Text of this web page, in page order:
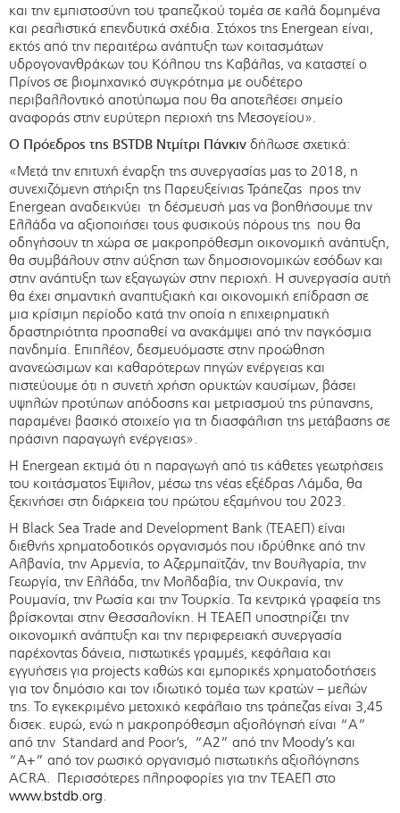
και την εμπιστοσύνη του τραπεζικού τομέα σε καλά δομημένα
και ρεαλιστικά επενδυτικά σχέδια. Στόχος της Energean είναι,
εκτός από την περαιτέρω ανάπτυξη των κοιτασμάτων
υδρογονανθράκων του Κόλπου της Καβάλας, να καταστεί ο
Πρίνος σε βιομηχανικό συγκρότημα με ουδέτερο
περιβαλλοντικό αποτύπωμα που θα αποτελέσει σημείο
αναφοράς στην ευρύτερη περιοχή της Μεσογείου».
Ο Πρόεδρος της BSTDB Ντμίτρι Πάνκιν δήλωσε σχετικά:
«Μετά την επιτυχή έναρξη της συνεργασίας μας το 2018, η
συνεχιζόμενη στήριξη της Παρευξείνιας Τράπεζας προς την
Energean αναδεικνύει τη δέσμευσή μας να βοηθήσουμε την
Ελλάδα να αξιοποιήσει τους φυσικούς πόρους της που θα
οδηγήσουν τη χώρα σε μακροπρόθεσμη οικονομική ανάπτυξη,
θα συμβάλουν στην αύξηση των δημοσιονομικών εσόδων και
στην ανάπτυξη των εξαγωγών στην περιοχή. Η συνεργασία αυτή
θα έχει σημαντική αναπτυξιακή και οικονομική επίδραση σε
μια κρίσιμη περίοδο κατά την οποία η επιχειρηματική
δραστηριότητα προσπαθεί να ανακάμψει από την παγκόσμια
πανδημία. Επιπλέον, δεσμευόμαστε στην προώθηση
ανανεώσιμων και καθαρότερων πηγών ενέργειας και
πιστεύουμε ότι η συνετή χρήση ορυκτών καυσίμων, βάσει
υψηλών προτύπων απόδοσης και μετριασμού της ρύπανσης,
παραμένει βασικό στοιχείο για τη διασφάλιση της μετάβασης σε
πράσινη παραγωγή ενέργειας».
Η Energean εκτιμά ότι η παραγωγή από τις κάθετες γεωτρήσεις
του κοιτάσματος Έψιλον, μέσω της νέας εξέδρας Λάμδα, θα
ξεκινήσει στη διάρκεια του πρώτου εξαμήνου του 2023.
H Black Sea Trade and Development Bank (TEAΕΠ) είναι
διεθνής χρηματοδοτικός οργανισμός που ιδρύθηκε από την
Αλβανία, την Αρμενία, το Αζερμπαϊτζάν, την Βουλγαρία, την
Γεωργία, την Ελλάδα, την Μολδαβία, την Ουκρανία, την
Ρουμανία, την Ρωσία και την Τουρκία. Τα κεντρικά γραφεία της
βρίσκονται στην Θεσσαλονίκη. Η ΤΕΑΕΠ υποστηρίζει την
οικονομική ανάπτυξη και την περιφερειακή συνεργασία
παρέχοντας δάνεια, πιστωτικές γραμμές, κεφάλαια και
εγγυήσεις για projects καθώς και εμπορικές χρηματοδοτήσεις
για τον δημόσιο και τον ιδιωτικό τομέα των κρατών – μελών
της. To εγκεκριμένο μετοχικό κεφάλαιο της τράπεζας είναι 3,45
δισεκ. ευρώ, ενώ η μακροπρόθεσμη αξιολόγησή είναι “A”
από την Standard and Poor’s, “A2” από την Moody’s και
“A+” από τον ρωσικό οργανισμό πιστωτικής αξιολόγησης
ACRA. Περισσότερες πληροφορίες για την ΤΕΑΕΠ στο
www.bstdb.org.